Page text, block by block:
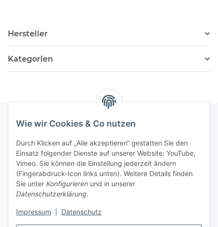
Wie wir Cookies & Co nutzen
Durch Klicken auf „Alle akzeptieren“ gestatten Sie den
Einsatz folgender Dienste auf unserer Website: YouTube,
Vimeo. Sie können die Einstellung jederzeit ändern
(Fingerabdruck-Icon links unten). Weitere Details finden
Sie unter Konfigurieren und in unserer
Datenschutzerklärung.
Impressum Datenschutz
Hersteller
Kategorien
Informationen
036204. 803903
Achtung!!!
16:00 – 19:00 Uhr